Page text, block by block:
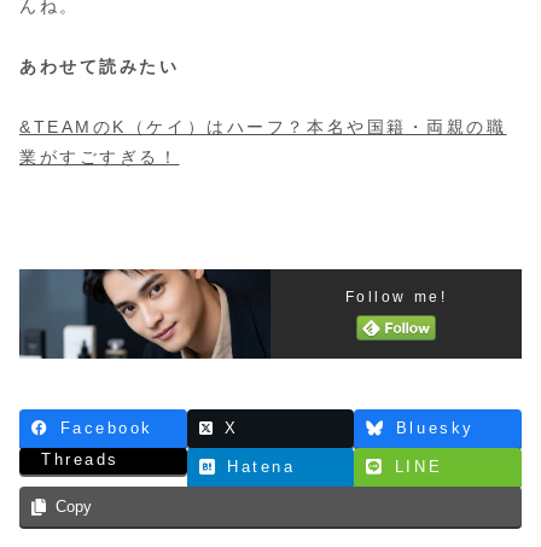
んね。
あわせて読みたい
&TEAMのK（ケイ）はハーフ？本名や国籍・両親の職
業がすごすぎる！
Follow me!
Facebook X
Bluesky
Threads
Hatena LINE
Copy